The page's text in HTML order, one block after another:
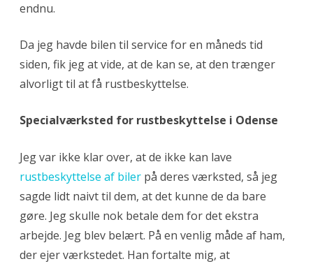
endnu.
Da jeg havde bilen til service for en måneds tid
siden, fik jeg at vide, at de kan se, at den trænger
alvorligt til at få rustbeskyttelse.
Specialværksted for rustbeskyttelse i Odense
Jeg var ikke klar over, at de ikke kan lave
rustbeskyttelse af biler på deres værksted, så jeg
sagde lidt naivt til dem, at det kunne de da bare
gøre. Jeg skulle nok betale dem for det ekstra
arbejde. Jeg blev belært. På en venlig måde af ham,
der ejer værkstedet. Han fortalte mig, at